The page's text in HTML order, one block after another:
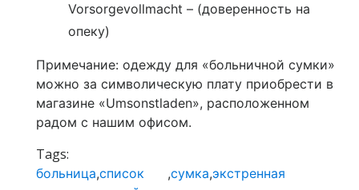
Vorsorgevollmacht – (доверенность на
опеку)
Примечание: одежду для «больничной сумки»
можно за символическую плату приобрести в
магазине «Umsonstladen», расположенном
радом с нашим офисом.
Tags:
больница,список
,сумка,экстренная